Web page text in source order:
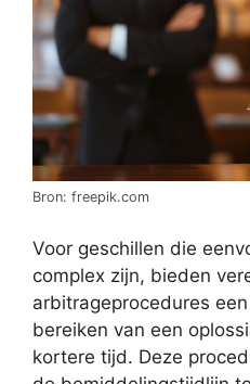
Bron: freepik.com
Voor geschillen die
complex zijn, bieden
arbitrageprocedures
bereiken van een
kortere tijd. Deze